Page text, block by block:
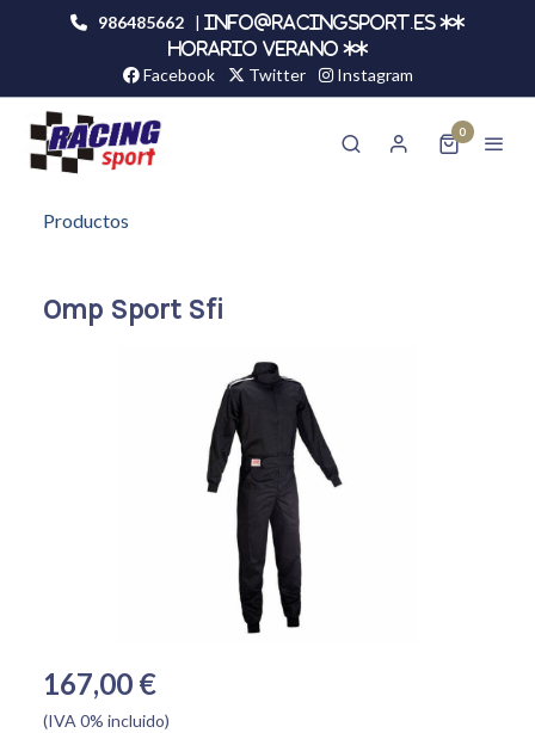
986485662 |
info@racingsport.es **
HORARIO VERANO **
Facebook Twitter Instagram
0
Productos
Omp Sport Sfi
167,00 €
(IVA 0% incluido)